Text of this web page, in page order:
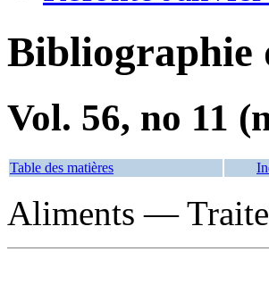
Bibliographie
Vol. 56, no 11
Table des matières
Aliments —